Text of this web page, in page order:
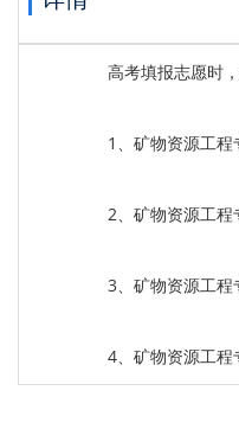
高考填报志愿时
1、矿物资源工
2、矿物资源工
3、矿物资源工
4、矿物资源工